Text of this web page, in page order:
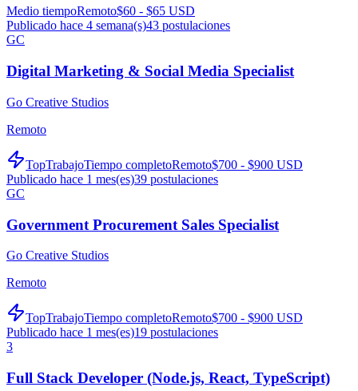
Medio tiempoRemoto$60 - $65 USD
Publicado hace 4 semana(s)43 postulaciones
GC
Digital Marketing & Social Media Specialist
Go Creative Studios
Remoto
TopTrabajoTiempo completoRemoto$700 - $900 USD
Publicado hace 1 mes(es)39 postulaciones
GC
Government Procurement Sales Specialist
Go Creative Studios
Remoto
TopTrabajoTiempo completoRemoto$700 - $900 USD
Publicado hace 1 mes(es)19 postulaciones
3
Full Stack Developer (Node.js, React, TypeScript)